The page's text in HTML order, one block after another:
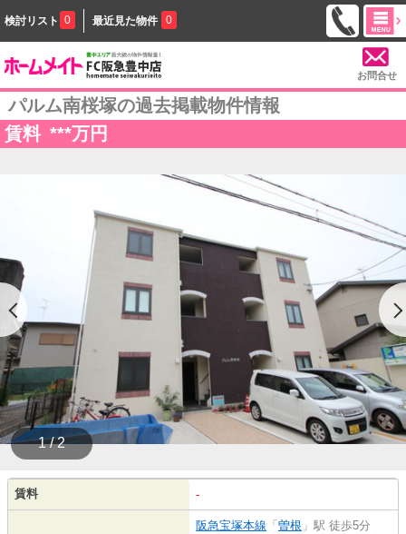
検討リスト 0 最近見た物件 0
お問合せ
パルム南桜塚の過去掲載物件情報
賃料 ***万円
1 / 2
賃料 -
阪急宝塚本線 「 曽根 」駅 徒歩5分